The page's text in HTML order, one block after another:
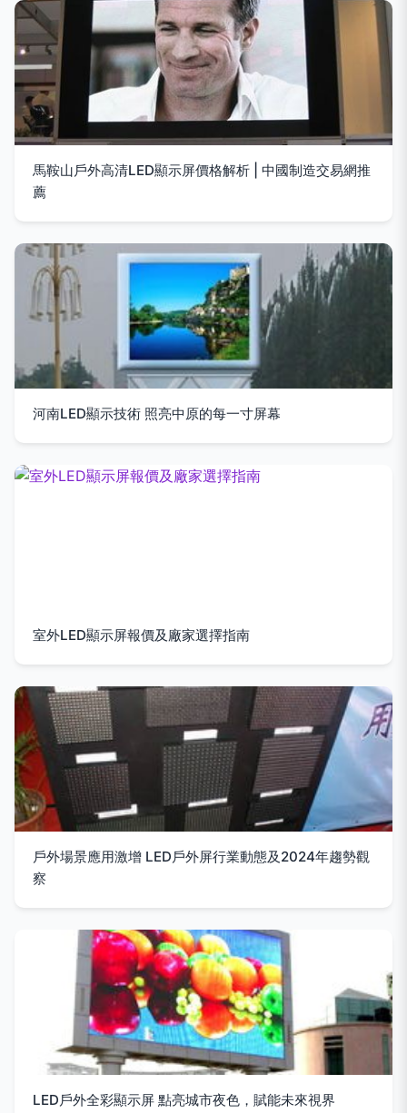
馬鞍山戶外高清LED顯示屏價格解析 | 中國制造交易網推
薦
河南LED顯示技術 照亮中原的每一寸屏幕
室外LED顯示屏報價及廠家選擇指南
戶外場景應用激增 LED戶外屏行業動態及2024年趨勢觀
察
LED戶外全彩顯示屏 點亮城市夜色，賦能未來視界